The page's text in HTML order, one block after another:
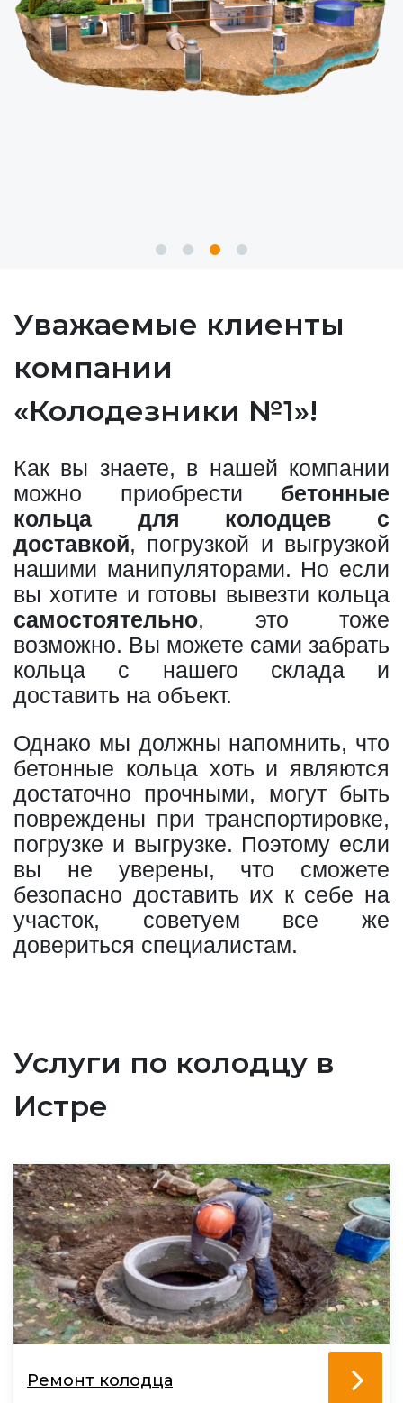
Уважаемые клиенты
компании
«Колодезники №1»!
Как вы знаете, в нашей компании
можно приобрести бетонные
кольца для колодцев с
доставкой, погрузкой и выгрузкой
нашими манипуляторами. Но если
вы хотите и готовы вывезти кольца
самостоятельно, это тоже
возможно. Вы можете сами забрать
кольца с нашего склада и
доставить на объект.
Однако мы должны напомнить, что
бетонные кольца хоть и являются
достаточно прочными, могут быть
повреждены при транспортировке,
погрузке и выгрузке. Поэтому если
вы не уверены, что сможете
безопасно доставить их к себе на
участок, советуем все же
довериться специалистам.
Услуги по колодцу в
Истре
Ремонт колодца